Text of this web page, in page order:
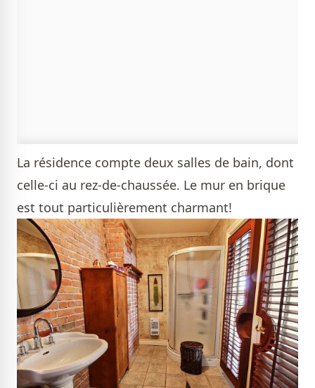
La résidence compte deux salles de bain, dont
celle-ci au rez-de-chaussée. Le mur en brique
est tout particulièrement charmant!